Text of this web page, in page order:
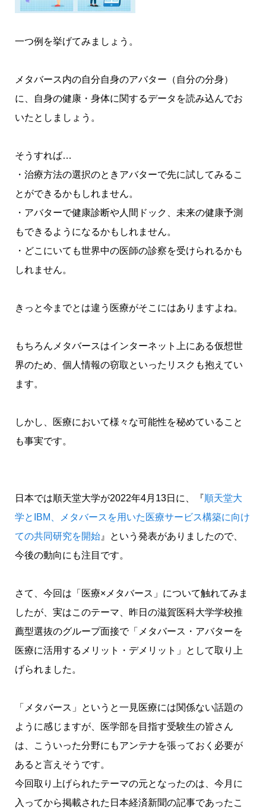
一つ例を挙げてみましょう。
メタバース内の自分自身のアバター （自分の分身）
に、自身の健康・身体に関するデータを読み込んでお
いたとしましょう。
そうすれば…
・治療方法の選択のとき アバターで先に試してみるこ
とができるかもしれません。
・ アバターで健康診断や人間ドック、未来の健康予測
もできるようになるかもしれません。
・どこにいても世界中の医師の診察を受けられるかも
しれません。
きっと今までとは違う医療がそこにはありますよね。
もちろん メタバースはインターネット上にある仮想世
界のため、個人情報の窃取といったリスクも抱えてい
ます。
しかし、医療において様々な可能性を秘めていること
も事実です。
日本では順天堂大学が2022年4月13日に、『順天堂大
学とIBM、メタバースを用いた医療サービス構築に向け
ての共同研究を開始 』という発表がありましたので、
今後の動向にも注目です。
さて、今回は「医療× メタバース 」について触れてみま
したが、実はこのテーマ、昨日の滋賀医科大学学校推
薦型選抜のグループ面接で「 メタバース ・ アバターを
医療に活用するメリット・デメリット」として取り上
げられました。
「 メタバース 」というと一見医療には関係ない話題の
ように感じますが、医学部を目指す受験生の皆さん
は、こういった分野にもアンテナを張っておく必要が
あると言えそうです。
今回取り上げられたテーマの元となったのは、今月に
入ってから掲載された 日本経済新聞の記事であったこ